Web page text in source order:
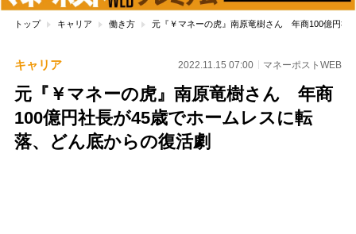
トップ キャリア 働き方 元『￥マネーの虎』南原竜樹さん 年商100億円社
キャリア 2022.11.15 07:00 マネーポストWEB
元『￥マネーの虎』南原竜樹さん 年商
100億円社長が45歳でホームレスに転
落、どん底からの復活劇